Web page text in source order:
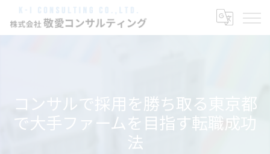
コンサルで採用を勝ち取る東京都
で大手ファームを目指す転職成功
法